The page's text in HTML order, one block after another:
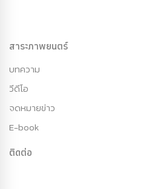
สาระภาพยนตร์
บทความ
วีดีโอ
จดหมายข่าว
E-book
ติดต่อ